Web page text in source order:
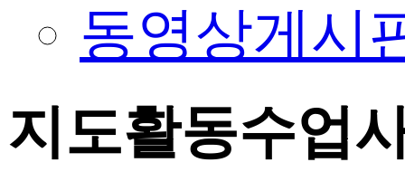
동영상게시
지도활동수업